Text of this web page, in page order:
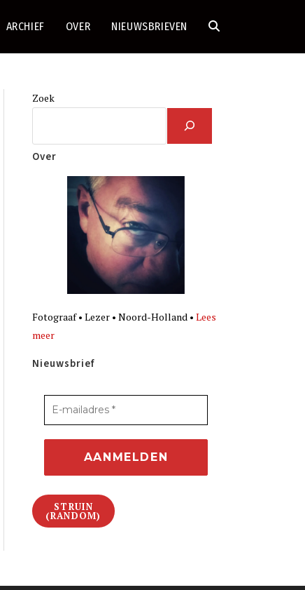
ARCHIEF OVER NIEUWSBRIEVEN TOGGLE
Zoek
Over
Fotograaf • Lezer • Noord-Holland • Lees
meer
Nieuwsbrief
STRUIN
(RANDOM)